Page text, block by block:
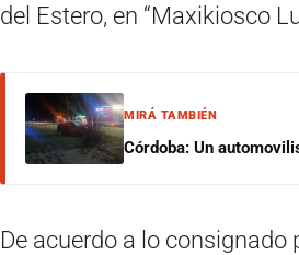
del Estero, en “Maxikiosco
MIRÁ TAMBIÉN
Córdoba: Un
De acuerdo a lo consignado